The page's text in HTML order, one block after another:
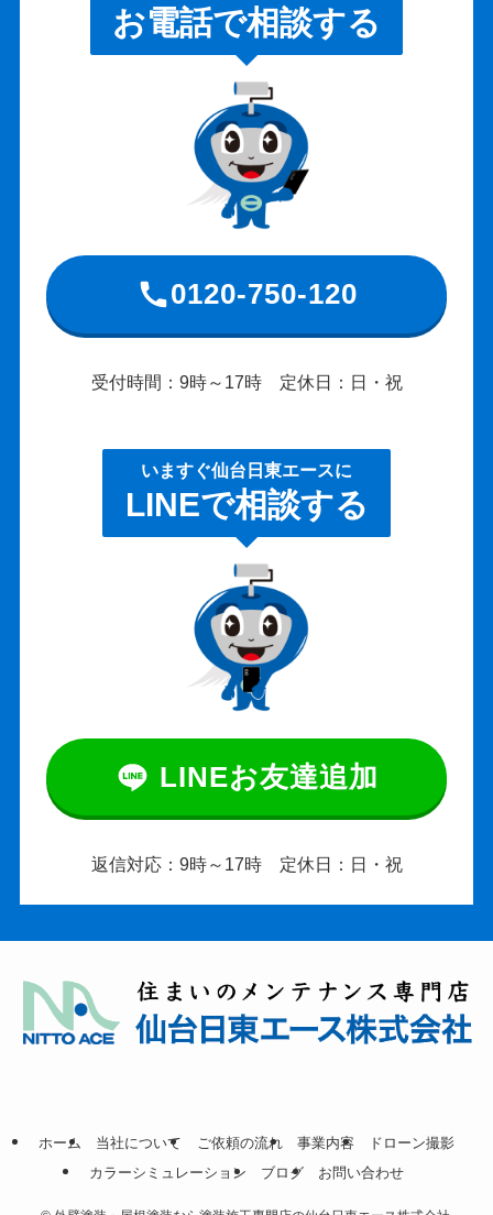
お電話で相談する
0120-750-120
受付時間：9時～17時 定休日：日・祝
いますぐ仙台日東エースに
LINEで相談する
LINEお友達追加
返信対応：9時～17時 定休日：日・祝
ホーム 当社について ご依頼の流れ 事業内容
ドローン撮影
カラーシミュレーション
ブログ お問い合わせ